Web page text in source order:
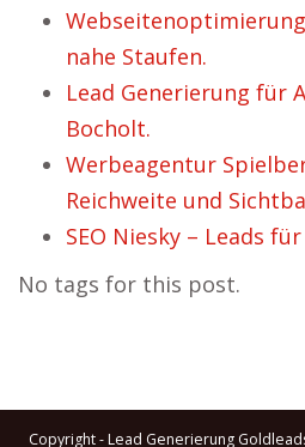
nahe Staufen.
Lead Generierung für
Bocholt.
Werbeagentur
Reichweite und
SEO Niesky – Leads
No tags for this post.
Copyright - Lead Generierung